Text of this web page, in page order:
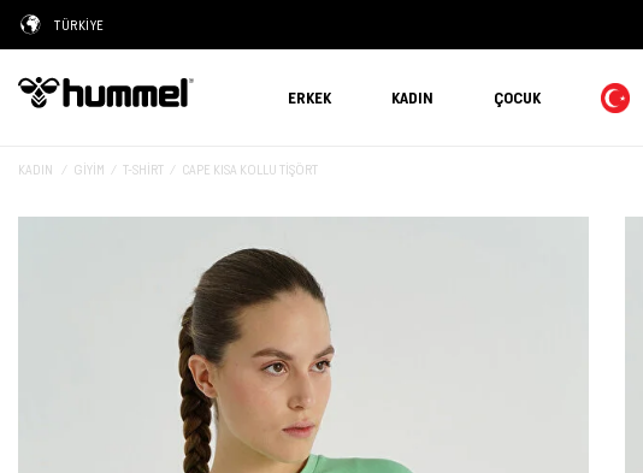
TÜRKİYE
ERKEK KADIN ÇOCUK
KADIN GIYIM T-SHIRT CAPE KISA KOLLU TİŞÖRT